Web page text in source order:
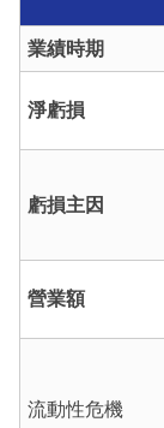
業績時期
淨虧損
虧損主因
營業額
流動性危機